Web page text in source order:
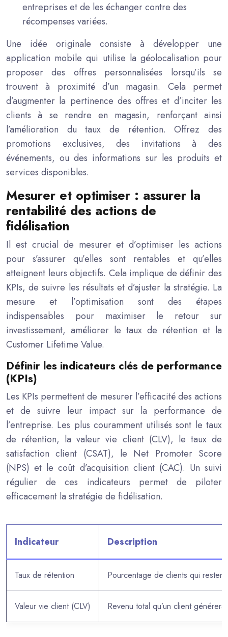
entreprises et de les échanger contre des
récompenses variées.
Une idée originale consiste à développer une
application mobile qui utilise la géolocalisation pour
proposer des offres personnalisées lorsqu’ils se
trouvent à proximité d’un magasin. Cela permet
d’augmenter la pertinence des offres et d’inciter les
clients à se rendre en magasin, renforçant ainsi
l’amélioration du taux de rétention. Offrez des
promotions exclusives, des invitations à des
événements, ou des informations sur les produits et
services disponibles.
Mesurer et optimiser : assurer la
rentabilité des actions de
fidélisation
Il est crucial de mesurer et d’optimiser les actions
pour s’assurer qu’elles sont rentables et qu’elles
atteignent leurs objectifs. Cela implique de définir des
KPIs, de suivre les résultats et d’ajuster la stratégie. La
mesure et l’optimisation sont des étapes
indispensables pour maximiser le retour sur
investissement, améliorer le taux de rétention et la
Customer Lifetime Value.
Définir les indicateurs clés de performance
(KPIs)
Les KPIs permettent de mesurer l’efficacité des actions
et de suivre leur impact sur la performance de
l’entreprise. Les plus couramment utilisés sont le taux
de rétention, la valeur vie client (CLV), le taux de
satisfaction client (CSAT), le Net Promoter Score
(NPS) et le coût d’acquisition client (CAC). Un suivi
régulier de ces indicateurs permet de piloter
efficacement la stratégie de fidélisation.
Indicateur Description
Taux de rétention Pourcentage de clients qui
Valeur vie client (CLV) Revenu total qu’un client